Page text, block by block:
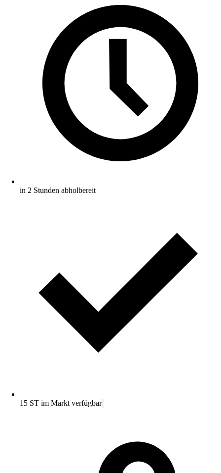
in 2 Stunden abholbereit
15 ST im Markt verfügbar